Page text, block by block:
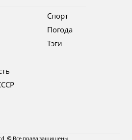
Спорт
Погода
Тэги